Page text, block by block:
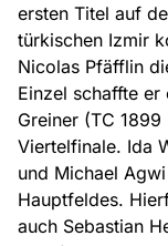
ersten Titel auf
türkischen Izmir
Nicolas Pfäfflin
Einzel schaffte
Greiner (TC
Viertelfinale. Ida
und Michael
Hauptfeldes.
auch Sebastian